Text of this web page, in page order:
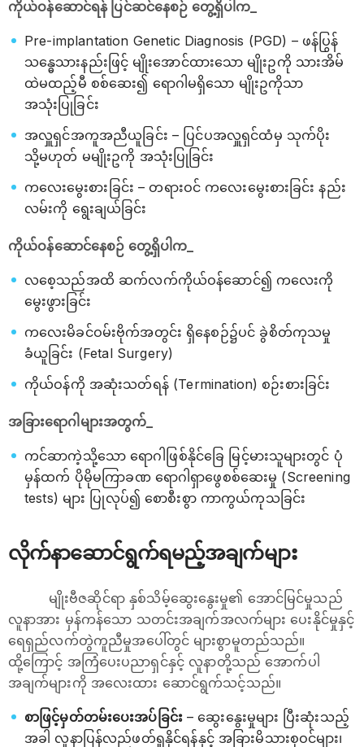
ကိုယ်ဝန်ဆောင်ရန် ပြင်ဆင်နေစဉ် တွေ့ရှိပါက_
Pre-implantation Genetic Diagnosis (PGD) – ဖန်ပြွန်
သန္ဓေသားနည်းဖြင့် မျိုးအောင်ထားသော မျိုးဥကို သားအိမ်
ထဲမထည့်မီ စစ်ဆေး၍ ရောဂါမရှိသော မျိုးဥကိုသာ
အသုံးပြုခြင်း
အလှူရှင်အကူအညီယူခြင်း – ပြင်ပအလှူရှင်ထံမှ သုက်ပိုး
သို့မဟုတ် မမျိုးဥကို အသုံးပြုခြင်း
ကလေးမွေးစားခြင်း – တရားဝင် ကလေးမွေးစားခြင်း နည်း
လမ်းကို ရွေးချယ်ခြင်း
ကိုယ်ဝန်ဆောင်နေစဉ် တွေ့ရှိပါက_
လစေ့သည်အထိ ဆက်လက်ကိုယ်ဝန်ဆောင်၍ ကလေးကို
မွေးဖွားခြင်း
ကလေးမိခင်ဝမ်းဗိုက်အတွင်း ရှိနေစဉ်၌ပင် ခွဲစိတ်ကုသမှု
ခံယူခြင်း (Fetal Surgery)
ကိုယ်ဝန်ကို အဆုံးသတ်ရန် (Termination) စဉ်းစားခြင်း
အခြားရောဂါများအတွက်_
ကင်ဆာကဲ့သို့သော ရောဂါဖြစ်နိုင်ခြေ မြင့်မားသူများတွင် ပုံ
မှန်ထက် ပိုမိုမကြာခဏ ရောဂါရှာဖွေစစ်ဆေးမှု (Screening
tests) များ ပြုလုပ်၍ စောစီးစွာ ကာကွယ်ကုသခြင်း
လိုက်နာဆောင်ရွက်ရမည့်အချက်များ
မျိုးဗီဇဆိုင်ရာ နှစ်သိမ့်ဆွေးနွေးမှု၏ အောင်မြင်မှုသည်
လူနာအား မှန်ကန်သော သတင်းအချက်အလက်များ ပေးနိုင်မှုနှင့်
ရေရှည်လက်တွဲကူညီမှုအပေါ်တွင် များစွာမူတည်သည်။
ထို့ကြောင့် အကြံပေးပညာရှင်နှင့် လူနာတို့သည် အောက်ပါ
အချက်များကို အလေးထား ဆောင်ရွက်သင့်သည်။
စာဖြင့်မှတ်တမ်းပေးအပ်ခြင်း– ဆွေးနွေးမှုများ ပြီးဆုံးသည့်
အခါ လူနာပြန်လည်ဖတ်ရှုနိုင်ရန်နှင့် အခြားမိသားစုဝင်များ၊